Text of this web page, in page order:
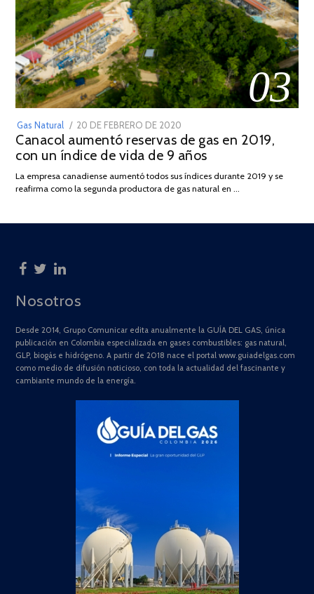
03
Gas Natural
POSTED
ON
20 DE FEBRERO DE 2020
DE
JULIO
2025
Canacol aumentó reservas de gas en 2019,
con un índice de vida de 9 años
La empresa canadiense aumentó todos sus índices durante 2019 y se
reafirma como la segunda productora de gas natural en …
Nosotros
Desde 2014, Grupo Comunicar edita anualmente la GUÍA DEL GAS, única
publicación en Colombia especializada en gases combustibles: gas natural,
GLP, biogás e hidrógeno. A partir de 2018 nace el portal www.guiadelgas.com
como medio de difusión noticioso, con toda la actualidad del fascinante y
cambiante mundo de la energía.